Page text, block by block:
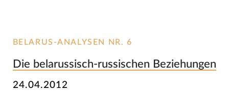
BELARUS-ANALYSEN NR. 6
Die belarussisch-russischen Beziehungen
24.04.2012